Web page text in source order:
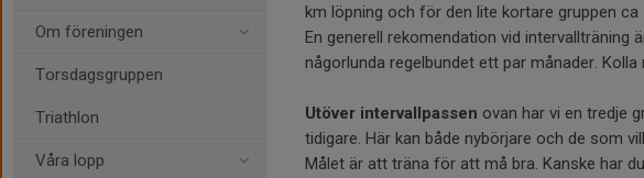
Om föreningen
Torsdagsgruppen
Triathlon
Våra lopp
km löpning och för den lite kortare gruppen
En generell rekomendation vid
någorlunda regelbundet ett par månader.
Utöver intervallpassen ovan har vi en tredje
tidigare. Här kan både nybörjare och de som
Målet är att träna för att må bra. Kanske har